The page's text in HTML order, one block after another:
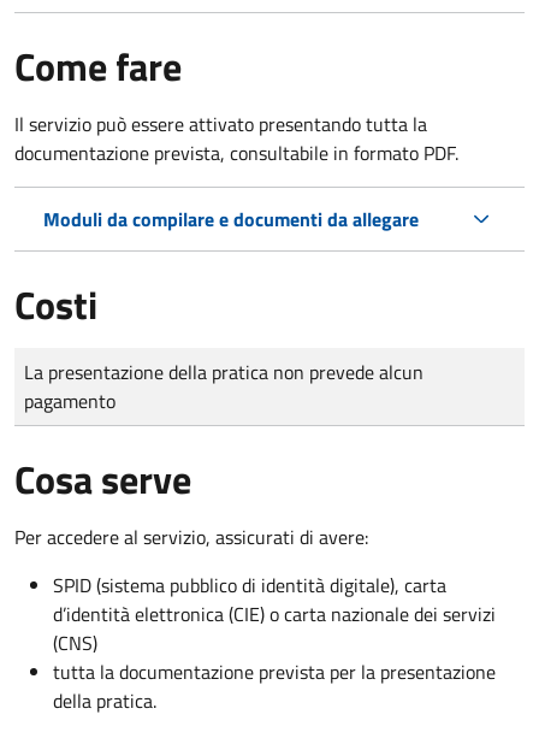
Come fare
Il servizio può essere attivato presentando tutta la
documentazione prevista, consultabile in formato PDF.
Moduli da compilare e documenti da allegare
Costi
Tipo di pagamento
Importo
La presentazione della pratica non prevede alcun
pagamento
Cosa serve
Per accedere al servizio, assicurati di avere:
SPID (sistema pubblico di identità digitale), carta
d’identità elettronica (CIE) o carta nazionale dei servizi
(CNS)
tutta la documentazione prevista per la presentazione
della pratica.